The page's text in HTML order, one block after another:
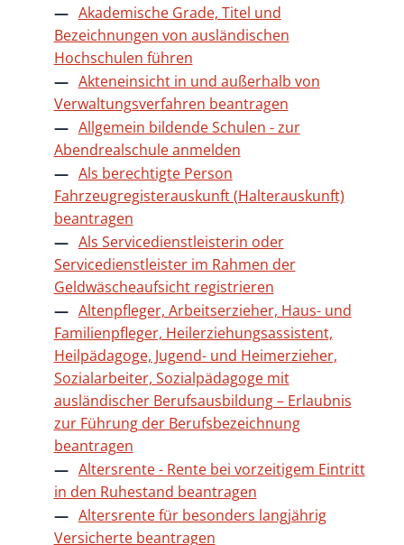
Akademische Grade, Titel und
Bezeichnungen von ausländischen
Hochschulen führen
Akteneinsicht in und außerhalb von
Verwaltungsverfahren beantragen
Allgemein bildende Schulen - zur
Abendrealschule anmelden
Als berechtigte Person
Fahrzeugregisterauskunft (Halterauskunft)
beantragen
Als Servicedienstleisterin oder
Servicedienstleister im Rahmen der
Geldwäscheaufsicht registrieren
Altenpfleger, Arbeitserzieher, Haus- und
Familienpfleger, Heilerziehungsassistent,
Heilpädagoge, Jugend- und Heimerzieher,
Sozialarbeiter, Sozialpädagoge mit
ausländischer Berufsausbildung – Erlaubnis
zur Führung der Berufsbezeichnung
beantragen
Altersrente - Rente bei vorzeitigem Eintritt
in den Ruhestand beantragen
Altersrente für besonders langjährig
Versicherte beantragen